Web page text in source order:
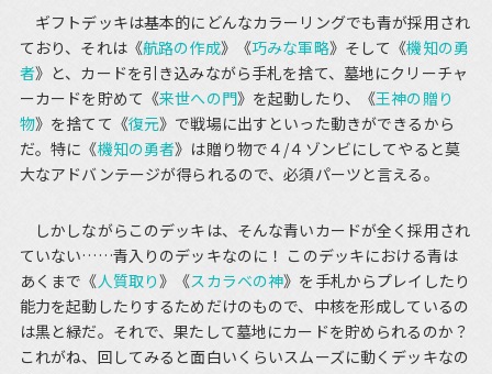
ギフトデッキは基本的にどんなカラーリングでも青が採用され
ており、それは《航路の作成》《巧みな軍略》そして《機知の勇
者》と、カードを引き込みながら手札を捨て、墓地にクリーチャ
ーカードを貯めて《来世への門》を起動したり、《王神の贈り
物》を捨てて《復元》で戦場に出すといった動きができるから
だ。特に《機知の勇者》は贈り物で４/４ゾンビにしてやると莫
大なアドバンテージが得られるので、必須パーツと言える。
しかしながらこのデッキは、そんな青いカードが全く採用され
ていない……青入りのデッキなのに！ このデッキにおける青は
あくまで《人質取り》《スカラベの神》を手札からプレイしたり
能力を起動したりするためだけのもので、中核を形成しているの
は黒と緑だ。それで、果たして墓地にカードを貯められるのか？
これがね、回してみると面白いくらいスムーズに動くデッキなの